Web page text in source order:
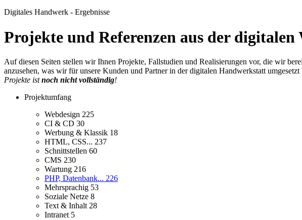
Digitales Handwerk - Ergebnisse
Projekte und Referenzen aus der
Auf diesen Seiten stellen wir Ihnen Projekte, Fallstudien und Realisierungen vor, die wir
anzusehen, was wir für unsere Kunden und Partner in der digitalen Handwerkstatt umgesetzt
Projekte istnoch nicht vollständig!
Projektumfang
Webdesign 225
CI & CD 30
Werbung & Klassik 18
HTML, CSS... 237
Schnittstellen 60
CMS 230
Wartung 216
PHP, Datenbank... 226
Mehrsprachig 53
Soziale Netze 8
Text & Inhalt 28
Intranet 5